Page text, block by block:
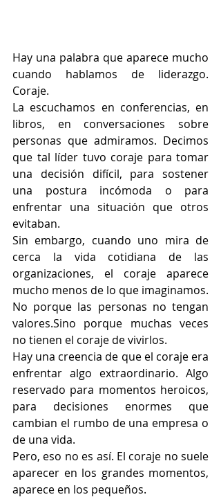
Hay una palabra que aparece mucho
cuando hablamos de liderazgo.
Coraje.
La escuchamos en conferencias, en
libros, en conversaciones sobre
personas que admiramos. Decimos
que tal líder tuvo coraje para tomar
una decisión difícil, para sostener
una postura incómoda o para
enfrentar una situación que otros
evitaban.
Sin embargo, cuando uno mira de
cerca la vida cotidiana de las
organizaciones, el coraje aparece
mucho menos de lo que imaginamos.
No porque las personas no tengan
valores.Sino porque muchas veces
no tienen el coraje de vivirlos.
Hay una creencia de que el coraje era
enfrentar algo extraordinario. Algo
reservado para momentos heroicos,
para decisiones enormes que
cambian el rumbo de una empresa o
de una vida.
Pero, eso no es así. El coraje no suele
aparecer en los grandes momentos,
aparece en los pequeños.